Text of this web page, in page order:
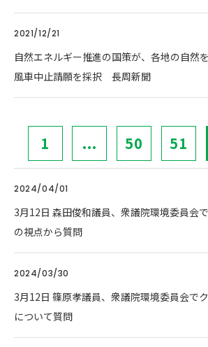
2021/12/21
自然エネルギー推進の国策が、各地の自
風車中止請願を採択 長周新聞
1 ... 50 51
2024/04/01
3月12日 森田俊和議員、衆議院環境委員会
の視点から質問
2024/03/30
3月12日 篠原孝議員、衆議院環境委員会で
について質問